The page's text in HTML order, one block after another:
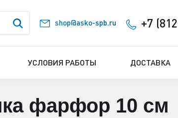
shop@asko-spb.ru +7
УСЛОВИЯ РАБОТЫ ДОСТАВКА
фарфор 10 см